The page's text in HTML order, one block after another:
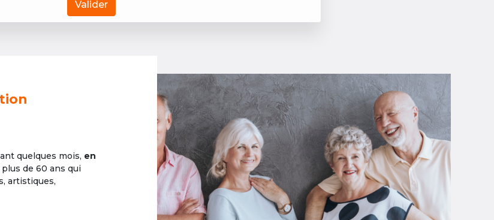
Valider
quelques mois, en
plus de 60 ans qui
artistiques,